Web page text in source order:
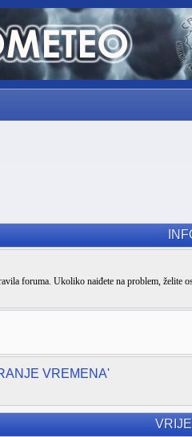
foruma. Ukoliko naiđete na problem,
VREMENA'